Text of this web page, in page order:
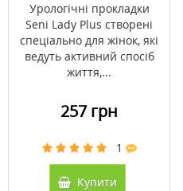
Урологічні прокладки
Seni Lady Plus створені
спеціально для жінок, які
ведуть активний спосіб
життя,...
257 грн
1
Купити